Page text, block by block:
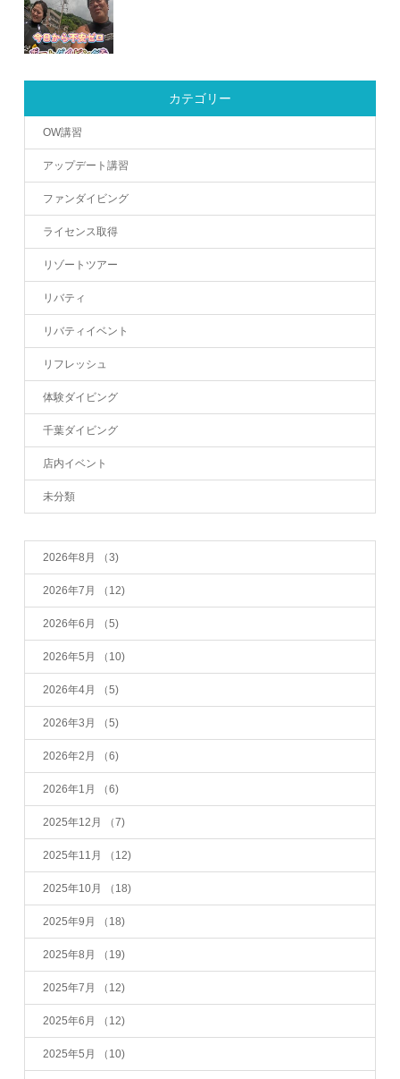
カテゴリー
OW講習
アップデート講習
ファンダイビング
ライセンス取得
リゾートツアー
リバティ
リバティイベント
リフレッシュ
体験ダイビング
千葉ダイビング
店内イベント
未分類
2026年8月 （3)
2026年7月 （12)
2026年6月 （5)
2026年5月 （10)
2026年4月 （5)
2026年3月 （5)
2026年2月 （6)
2026年1月 （6)
2025年12月 （7)
2025年11月 （12)
2025年10月 （18)
2025年9月 （18)
2025年8月 （19)
2025年7月 （12)
2025年6月 （12)
2025年5月 （10)